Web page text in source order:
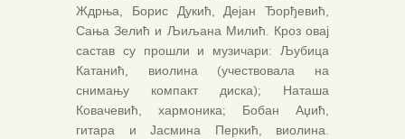
Ждрња, Борис Дукић, Дејан Ђорђевић,
Сања Зелић и Љиљана Милић. Кроз овај
састав су прошли и музичари: Љубица
Катанић, виолина (учествовала на
снимању компакт диска); Наташа
Ковачевић, хармоника; Бобан Аџић,
гитара и Јасмина Перкић, виолина.